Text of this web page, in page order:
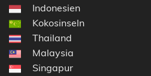
Indonesien
Kokosinseln
Thailand
Malaysia
Singapur